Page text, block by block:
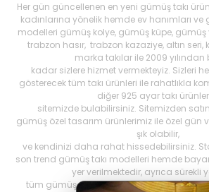
Her gün güncellenen en yeni gümüş takı
kadınlarına yönelik hemde ev hanımları ve
modelleri gümüş kolye, gümüş küpe, gümüş
trabzon hasır, trabzon kazaziye, altın seri,
marka takılar ile 2009
kadar sizlere hizmet vermekteyiz. Sizleri
gösterecek tüm takı ürünleri ile rahatlıkla
diğer 925 ayar takı
sitemizde bulabilirsiniz. Sitemizden
gümüş özel tasarım ürünlerimiz ile özel gün
şık olabilir,
ve kendinizi daha rahat hissedebilirsiniz.
son trend gümüş takı modelleri hemde
yer verilmektedir, ayrıca sürekli
tüm gümüş ürünlerini Best My Silrver'da